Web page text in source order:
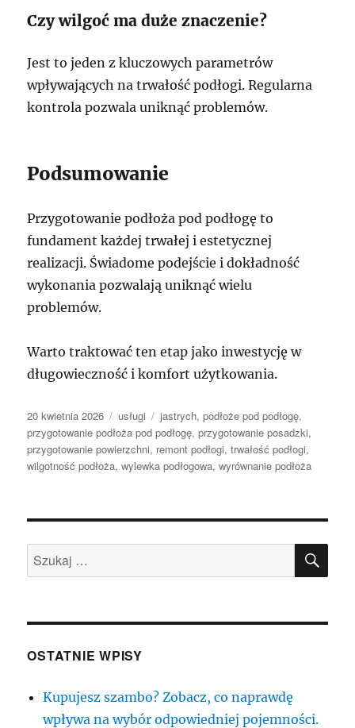
Czy wilgoć ma duże znaczenie?
Jest to jeden z kluczowych parametrów
wpływających na trwałość podłogi. Regularna
kontrola pozwala uniknąć problemów.
Podsumowanie
Przygotowanie podłoża pod podłogę to
fundament każdej trwałej i estetycznej
realizacji. Świadome podejście i dokładność
wykonania pozwalają uniknąć wielu
problemów.
Warto traktować ten etap jako inwestycję w
długowieczność i komfort użytkowania.
Data
publikacji
20 kwietnia 2026 Kategorie
usługi Tagi
jastrych,podłoże pod podłogę,
przygotowanie podłoża pod podłogę,przygotowanie posadzki,
przygotowanie powierzchni, remont podłogi,trwałość podłogi,
wilgotność podłoża,wylewka podłogowa,wyrównanie podłoża
Szukaj:
OSTATNIE WPISY
Kupujesz szambo? Zobacz, co naprawdę
wpływa na wybór odpowiedniej pojemności.